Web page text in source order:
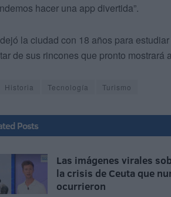
hacer una app divertida”.
la ciudad con 18 años para
de sus rincones que pronto mostrará
Historia Tecnología Turismo
Posts
Las imágenes virales
la crisis de Ceuta que
ocurrieron